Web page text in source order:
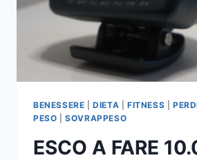
BENESSERE |DIETA FITNESS
PESO |SOVRAPPESO
ESCO A FARE